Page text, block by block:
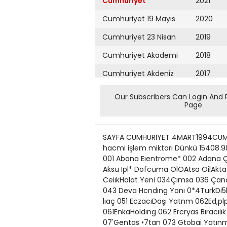
Cumhuriyet 19 Mayıs
Cumhuriyet 23 Nisan
Cumhuriyet Akademi
Cumhuriyet Akdeniz
Cumhuriyet Alışveriş
Cumhuriyet Ankara
Cumhuriyet Büyük
Taaruz
Cumhuriyet
Cumartesi
Cumhuriyet Çevre
2020
2019
2018
2017
2016
2015
2013
2012
2011
2010
2009
Our Subscribers Can Login And
Page
SAYFA CUMHURİYET 4MART1994CUMA 12 EKONOMI BORSA VERİLERİ Endefcster Bileşik Mali Sanayi önceki 15640.35 12964.03 17582.51 işlem hacmi işlem miktarı Dünkü 15408.90 12732.09 17340 36 Fark(%) -1.48 -1.78 -1.37 1 062.821.874.875 178.408.121 0 BORSA 3MAHTHM4 »Jrt 001 Abana Eıentrome* 002 Adana Çımento (A| 004Afyon Çımefito OOSAkalTeksül 006 Akbank N7O0BM* 006 «Uri Fianı Faclorıng 009 Aksu Ipl* Dofcuma OlOAtsa OilAktaşElekttık 012AlartoMoidır>g 013 Aıartra Sanayi 015Anado!uCam 016AnadoluSıgorta «iı mçmmu 033 CeiıkHalat Yeni 034Çımsa 036 Çanakkale Çı mento 038ÇukurovaVenı OSSDemırbank (MOOemziıCam 041 Dorımod 0«2DevaHoldıng 043 Deva Hcndıng Yonı 0*4TurkDi5bank 045DıtaşDo$an 046Do$usatı 047 Doğan Holdıng 0480oktaş 049OuranO*set OSOEczaobaşt lıaç 051 EczacıDaşı Yatnm 062Ed,plpl>k 0S3EgeBıraolık O55EgeGubre 0S6EgePrtrtiT,c 058Eme*S>gona 060 Emsan Pastanmu Ç«ı k 061EnkaHoldıng 062 Ercryas Bıracılık OKJEreğlıDemırÇelık 064 Esbank 065 Facto Ftnans 067 Fınans Fınansal K 066 Fmarabaı* I 7 t l l 07'Gentas •7tan 073 Gtobai Yatınm 074Good-Year" 075Gort>onlşıl 076 Gutve FaBcıkaları 078HalkanKcmut 079Hektaş OSOHurrıyetGaMracılık OBIİKtiSatRnans 062lntema 063 T IşBankası(A) 064 T l$Bankası(B) T.ifMMKİ 086 T IjBKuruCu N7T.lfi L 091 Izocam 092 Kartonsan 093 Kav 094 Koç Holdıng 096KertGıda M7l«UB«Ml 098 Keieoek MoBıtya 099KooyaÇımento 102Konıteks 103Koytaş 104KoytaşYenı 105 Koruma IMUMjıNrMM 107LuksKadıte 109MakınaTakım 110Mar« 112MensucalSantral 1l3Metaş 114Mıgros 116Mılpa 117 Marmans Mart Oteı 118 Nelbank (Martıank) 119 Marbank Yen, 120 Mardın Çımemo 122Netaş 124 Ne1 Holdıng 125 Net Holdıng Yeni 126NetTunzm 127 Okan Tekstil İMPVM wmmm 132Petkım mrtm 134PınarSu 135 Petrokent Turi2rp 136PınarEntegreEt 137PınarSut 138PınarUn 140 Petrot Odsı 141 Mtt 145Sarkuysan M i48TurkSıe*nens 150Sönme2Fılament 1S1I 156Teıetas IHTnMMMı 159TurkHavaYolları i60TıreKutsan 161T KalkjnmaBankası 162 Tofaş OTOmoCıl Fab 163TofaşOtoTıcar« 1MIn»r»Cl« 165Translurk Holdıng 166TSKB 167TurkDemırDokum 168Tupraş 168TucasPetrolculuk 170Tutunbank 1MHUF 175Vestel 176 Vakıl Yatınm 177T1OŞ 178 YapıKredı Bankası 179 Yapı Kredt Fnartsal K.r ISOYunsa 180C 10300 U M 20-250 8 100 11000 S7JM 6600 4 800 17500 37 500 20 500 46 500 12 750 3950 12.250 21000 4900 7JM 1 175 U M 8 100 4350 11250 10 500 4000 M M 3000 2.200 1UH 4.M* MM 35O0 52 000 5300 14.7H 0 2800 8200 13 750 2800 2175 3400 17250 2 275 31000 17 750 3550 12000 5700 12.250 54 000 17M 3300 9500 U M 2 725 11N 5000 28500 2S500 3900 1575 6